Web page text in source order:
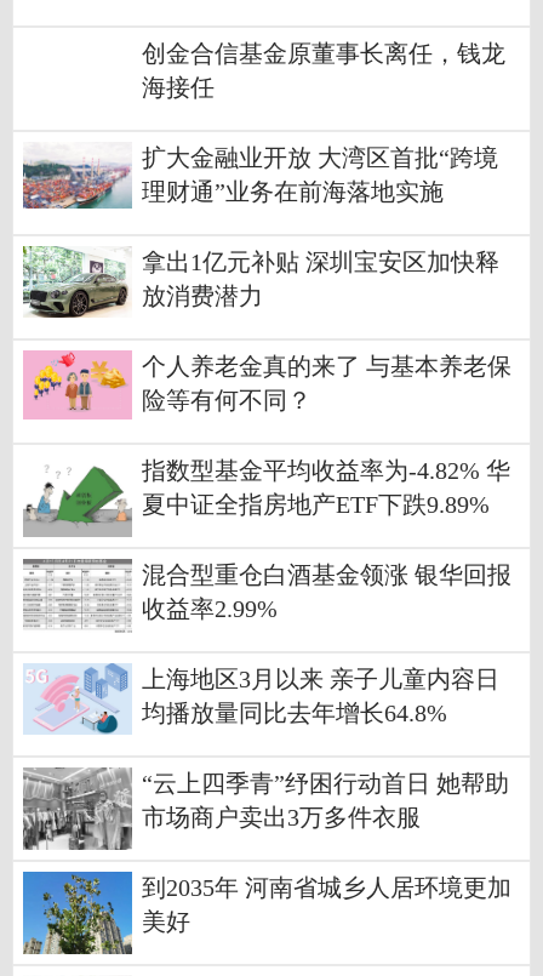
创金合信基金原董事长离任，钱龙
海接任
扩大金融业开放 大湾区首批“跨境
理财通”业务在前海落地实施
拿出1亿元补贴 深圳宝安区加快释
放消费潜力
个人养老金真的来了 与基本养老保
险等有何不同？
指数型基金平均收益率为-4.82% 华
夏中证全指房地产ETF下跌9.89%
混合型重仓白酒基金领涨 银华回报
收益率2.99%
上海地区3月以来 亲子儿童内容日
均播放量同比去年增长64.8%
“云上四季青”纾困行动首日 她帮助
市场商户卖出3万多件衣服
到2035年 河南省城乡人居环境更加
美好